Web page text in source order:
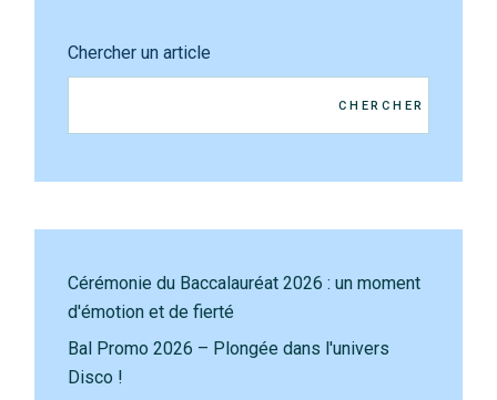
Chercher un article
CHERCHER
Cérémonie du Baccalauréat 2026 : un moment
d'émotion et de fierté
Bal Promo 2026 – Plongée dans l'univers
Disco !